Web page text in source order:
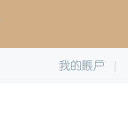
我的賬戶